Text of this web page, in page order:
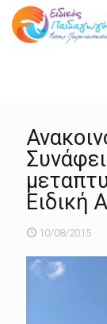
Ειδική
10/08/2015